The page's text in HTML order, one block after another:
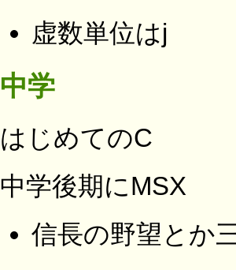
虚数単位はj
中学
はじめてのC
中学後期にMSX
信長の野望とか